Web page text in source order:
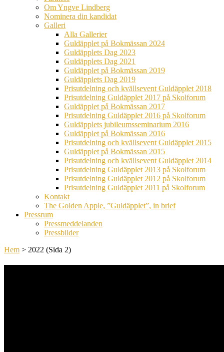
Om Yngve Lindberg
Nominera din kandidat
Galleri
Alla Gallerier
Guldäpplet på Bokmässan 2024
Guldäpplets Dag 2023
Guldäpplets Dag 2021
Guldäpplet på Bokmässan 2019
Guldäpplets Dag 2019
Prisutdelning och kvällsevent Guldäpplet 2018
Prisutdelning Guldäpplet 2017 på Skolforum
Guldäpplet på Bokmässan 2017
Prisutdelning Guldäpplet 2016 på Skolforum
Guldäpplets jubileumsseminarium 2016
Guldäpplet på Bokmässan 2016
Prisutdelning och kvällsevent Guldäpplet 2015
Guldäpplet på Bokmässan 2015
Prisutdelning och kvällsevent Guldäpplet 2014
Prisutdelning Guldäpplet 2013 på Skolforum
Prisutdelning Guldäpplet 2012 på Skolforum
Prisutdelning Guldäpplet 2011 på Skolforum
Kontakt
The Golden Apple, ”Guldäpplet”, in brief
Pressrum
Pressmeddelanden
Pressbilder
Hem > 2022 (Sida 2)